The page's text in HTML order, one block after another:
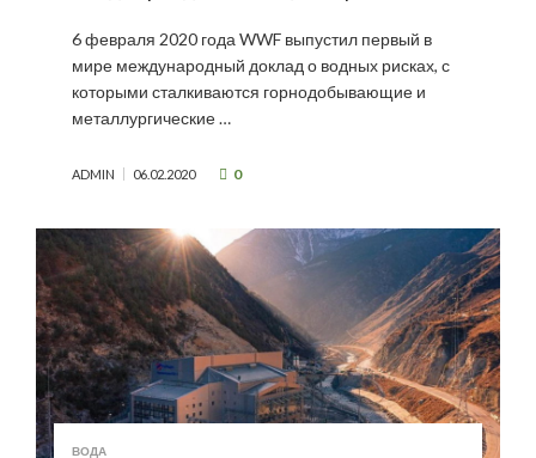
6 февраля 2020 года WWF выпустил первый в
мире международный доклад о водных рисках, с
которыми сталкиваются горнодобывающие и
металлургические …
ADMIN 06.02.2020 0
ВОДА